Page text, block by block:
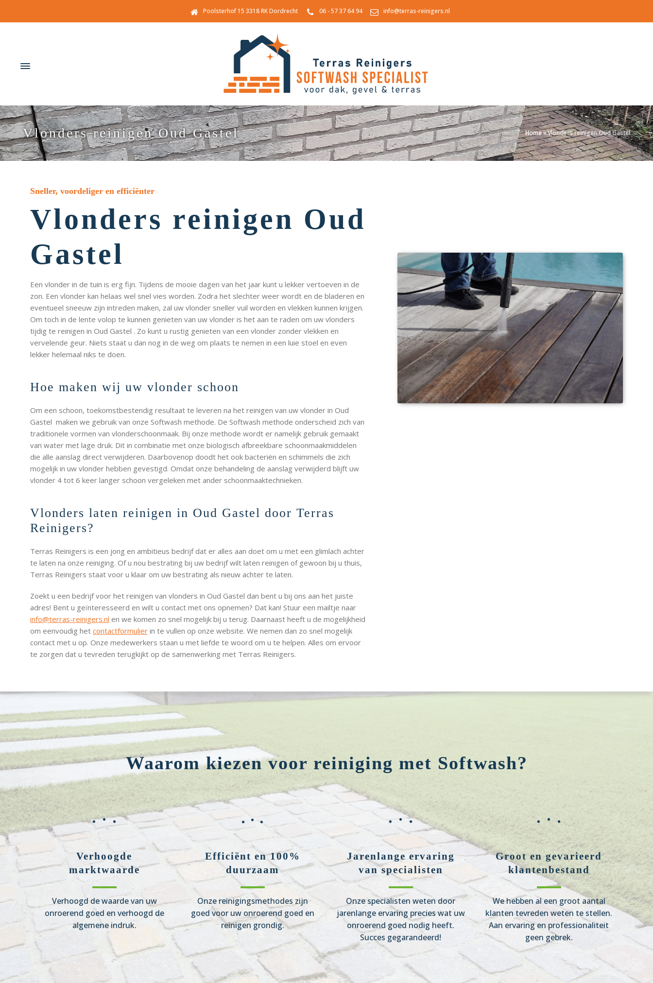
Poolsterhof 15 3318 RK Dordrecht 06 - 57 37 64 94 info@terras-reinigers.nl
Vlonders reinigen Oud Gastel Home»Vlonders reinigen Oud Gastel
Sneller, voordeliger en efficiënter
Vlonders reinigen Oud
Gastel
Een vlonder in de tuin is erg fijn. Tijdens de mooie dagen van het jaar kunt u lekker vertoeven in de
zon. Een vlonder kan helaas wel snel vies worden. Zodra het slechter weer wordt en de bladeren en
eventueel sneeuw zijn intreden maken, zal uw vlonder sneller vuil worden en vlekken kunnen krijgen.
Om toch in de lente volop te kunnen genieten van uw vlonder is het aan te raden om uw vlonders
tijdig te reinigen in Oud Gastel . Zo kunt u rustig genieten van een vlonder zonder vlekken en
vervelende geur. Niets staat u dan nog in de weg om plaats te nemen in een luie stoel en even
lekker helemaal niks te doen.
Hoe maken wij uw vlonder schoon
Om een schoon, toekomstbestendig resultaat te leveren na het reinigen van uw vlonder in Oud
Gastel maken we gebruik van onze Softwash methode. De Softwash methode onderscheid zich van
traditionele vormen van vlonderschoonmaak. Bij onze methode wordt er namelijk gebruik gemaakt
van water met lage druk. Dit in combinatie met onze biologisch afbreekbare schoonmaakmiddelen
die alle aanslag direct verwijderen. Daarbovenop doodt het ook bacteriën en schimmels die zich
mogelijk in uw vlonder hebben gevestigd. Omdat onze behandeling de aanslag verwijderd blijft uw
vlonder 4 tot 6 keer langer schoon vergeleken met ander schoonmaaktechnieken.
Vlonders laten reinigen in Oud Gastel door Terras
Reinigers?
Terras Reinigers is een jong en ambitieus bedrijf dat er alles aan doet om u met een glimlach achter
te laten na onze reiniging. Of u nou bestrating bij uw bedrijf wilt laten reinigen of gewoon bij u thuis,
Terras Reinigers staat voor u klaar om uw bestrating als nieuw achter te laten.
Zoekt u een bedrijf voor het reinigen van vlonders in Oud Gastel dan bent u bij ons aan het juiste
adres! Bent u geïnteresseerd en wilt u contact met ons opnemen? Dat kan! Stuur een mailtje naar
info@terras-reinigers.nl en we komen zo snel mogelijk bij u terug. Daarnaast heeft u de mogelijkheid
om eenvoudig het contactformulier in te vullen op onze website. We nemen dan zo snel mogelijk
contact met u op. Onze medewerkers staan u met liefde te woord om u te helpen. Alles om ervoor
te zorgen dat u tevreden terugkijkt op de samenwerking met Terras Reinigers.
Waarom kiezen voor reiniging met Softwash?
Verhoogde
marktwaarde
Verhoogd de waarde van uw
onroerend goed en verhoogd de
algemene indruk.
Efficiënt en 100%
duurzaam
Onze reinigingsmethodes zijn
goed voor uw onroerend goed en
reinigen grondig.
Jarenlange ervaring
van specialisten
Onze specialisten weten door
jarenlange ervaring precies wat uw
onroerend goed nodig heeft.
Succes gegarandeerd!
Groot en gevarieerd
klantenbestand
We hebben al een groot aantal
klanten tevreden weten te stellen.
Aan ervaring en professionaliteit
geen gebrek.